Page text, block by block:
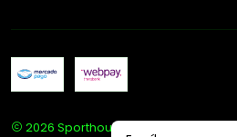
2026 Sporthouse Tienda Deportiva